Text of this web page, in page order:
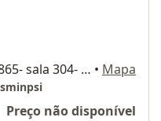
Av. Conselheiro Furtado 2865- sala 304- Ed. Síntese 21, Belém do Pará • Mapa
Preço não disponível